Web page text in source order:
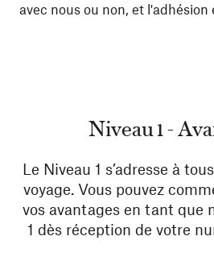
avec nous ou non, et
Niveau 1 -
Le Niveau 1 s’adresse à
voyage. Vous pouvez
vos avantages en tant que
1 dès réception de votre